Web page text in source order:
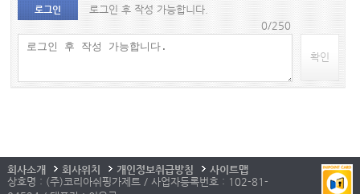
로그인
로그인 후 작성 가능합니다.
0/250
확인
회사소개 회사위치 개인정보취급방침
사이트맵
상호명 : (주)코리아쉬핑가제트 / 사업자등록번호 : 102-81-